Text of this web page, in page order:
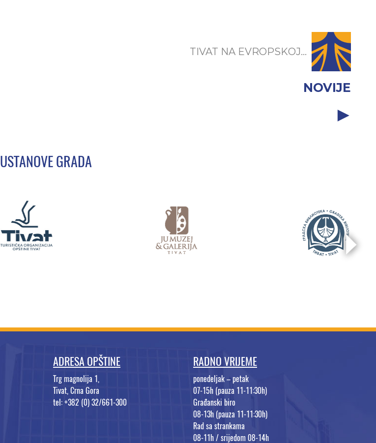
TIVAT NA EVROPSKOJ...
NOVIJE
USTANOVE GRADA
ADRESA OPŠTINE
Trg magnolija 1,
Tivat, Crna Gora
tel: +382 (0) 32/661-300
RADNO VRIJEME
ponedeljak – petak
07-15h (pauza 11-11:30h)
Građanski biro
08-13h (pauza 11-11:30h)
Rad sa strankama
08-11h / srijedom 08-14h